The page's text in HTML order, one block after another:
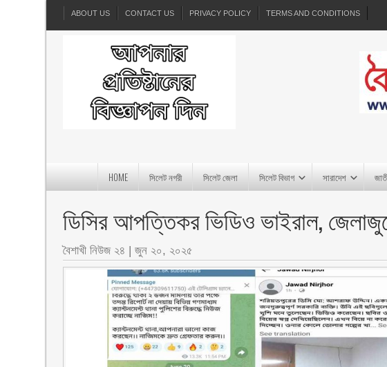
ABOUT US CONTACT US PRIVACY POLICY TERMS AND CONDITIONS
HOME সিলেট নগরী সিলেট জেলা সিলেট বিভাগ সারাদেশ
ডিসির আপত্তিকর ভিডিও ভাইরাল,
বৈশাখী নিউজ ২৪ |জুন ২০, ২০২৫